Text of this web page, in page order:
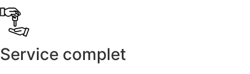
Service complet